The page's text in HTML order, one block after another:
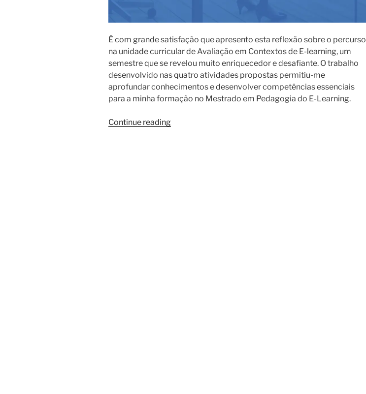
É com grande satisfação que apresento esta reflexão sobre o percurso
na unidade curricular de Avaliação em Contextos de E-learning, um
semestre que se revelou muito enriquecedor e desafiante. O trabalho
desenvolvido nas quatro atividades propostas permitiu-me
aprofundar conhecimentos e desenvolver competências essenciais
para a minha formação no Mestrado em Pedagogia do E-Learning.
Continue reading“Avaliação